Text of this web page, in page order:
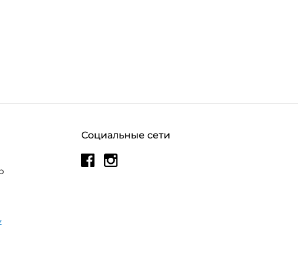
Социальные сети